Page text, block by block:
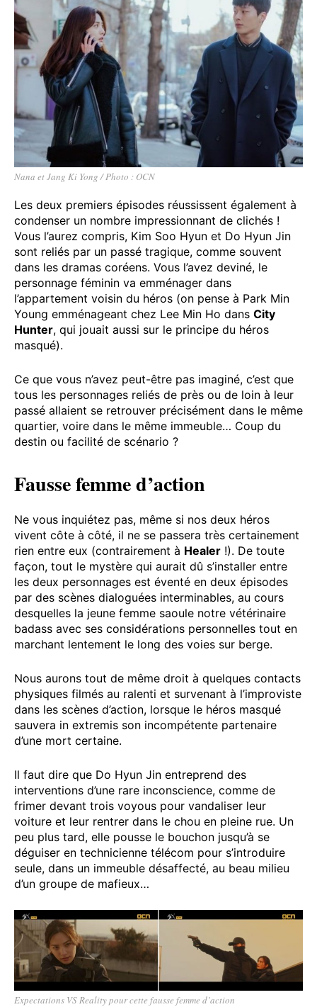
Nana et Jang Ki Yong / Photo : OCN
Les deux premiers épisodes réussissent également à
condenser un nombre impressionnant de clichés !
Vous l’aurez compris, Kim Soo Hyun et Do Hyun Jin
sont reliés par un passé tragique, comme souvent
dans les dramas coréens. Vous l’avez deviné, le
personnage féminin va emménager dans
l’appartement voisin du héros (on pense à Park Min
Young emménageant chez Lee Min Ho dans City
Hunter, qui jouait aussi sur le principe du héros
masqué).
Ce que vous n’avez peut-être pas imaginé, c’est que
tous les personnages reliés de près ou de loin à leur
passé allaient se retrouver précisément dans le même
quartier, voire dans le même immeuble… Coup du
destin ou facilité de scénario ?
Fausse femme d’action
Ne vous inquiétez pas, même si nos deux héros
vivent côte à côté, il ne se passera très certainement
rien entre eux (contrairement à Healer !). De toute
façon, tout le mystère qui aurait dû s’installer entre
les deux personnages est éventé en deux épisodes
par des scènes dialoguées interminables, au cours
desquelles la jeune femme saoule notre vétérinaire
badass avec ses considérations personnelles tout en
marchant lentement le long des voies sur berge.
Nous aurons tout de même droit à quelques contacts
physiques filmés au ralenti et survenant à l’improviste
dans les scènes d’action, lorsque le héros masqué
sauvera in extremis son incompétente partenaire
d’une mort certaine.
Il faut dire que Do Hyun Jin entreprend des
interventions d’une rare inconscience, comme de
frimer devant trois voyous pour vandaliser leur
voiture et leur rentrer dans le chou en pleine rue. Un
peu plus tard, elle pousse le bouchon jusqu’à se
déguiser en technicienne télécom pour s’introduire
seule, dans un immeuble désaffecté, au beau milieu
d’un groupe de mafieux…
Expectations VS Reality pour cette fausse femme d’action